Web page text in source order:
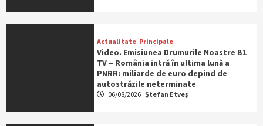
Actualitate Principale
Video. Emisiunea Drumurile Noastre B1
TV – România intră în ultima lună a
PNRR: miliarde de euro depind de
autostrăzile neterminate
06/08/2026 Ștefan Etveș